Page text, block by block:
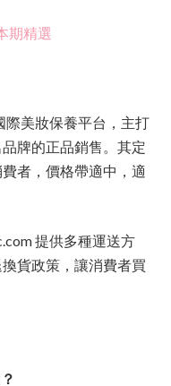
期精選
際美妝保養平台，主打
牌的正品銷售。其定
者，價格帶適中，適
提供多種運送方
貨政策，讓消費者買